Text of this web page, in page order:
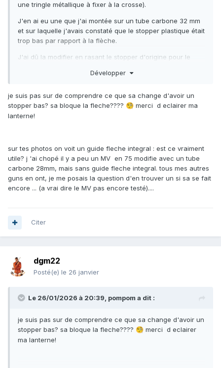
une tringle métallique à fixer à la crosse).
J'en ai eu une que j'ai montée sur un tube carbone 32 mm
et sur laquelle j'avais constaté que le stopper plastique était
trop bas par rapport à la flèche.
J'ai dû la modifier en rasant le stopper d'origine pour le
Pathos, ce qui réduit la maniabilité et change l'équilibre du
fusil.
Développer
je suis pas sur de comprendre ce que sa change d'avoir un
stopper bas? sa bloque la fleche???? 🧐 merci d eclairer ma
lanterne!
sur tes photos on voit un guide fleche integral : est ce vraiment
utile? j 'ai chopé il y a peu un MV en 75 modifie avec un tube
carbone 28mm, mais sans guide fleche integral. tous mes autres
guns en ont, je me posais la question d'en trouver un si sa se fait
encore ... (a vrai dire le MV pas encore testé)....
Citer
dgm22
Posté(e) le 26 janvier
Le 26/01/2026 à 20:39, pompom a dit :
je suis pas sur de comprendre ce que sa change d'avoir un
stopper bas? sa bloque la fleche???? 🧐 merci d eclairer
ma lanterne!